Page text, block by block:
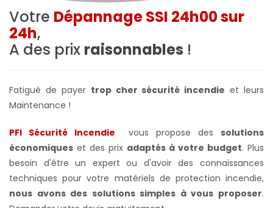
Votre Dépannage SSI 24h00 sur
24h,
A des prix raisonnables !
Fatigué de payer trop cher sécurité incendie et leurs
Maintenance !
PFI Sécurité Incendie vous propose dessolutions
économiques et des prix adaptés à votre budget. Plus
besoin d'être un expert ou d'avoir des connaissances
techniques pour votre matériels de protection incendie,
nous avons des solutions simples à vous proposer.